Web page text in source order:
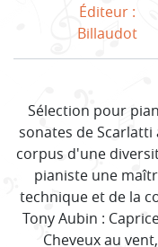
Éditeur :
Billaudot
Sélection pour
sonates de
corpus d'une
pianiste une
technique et de la
Tony Aubin :
Cheveux au